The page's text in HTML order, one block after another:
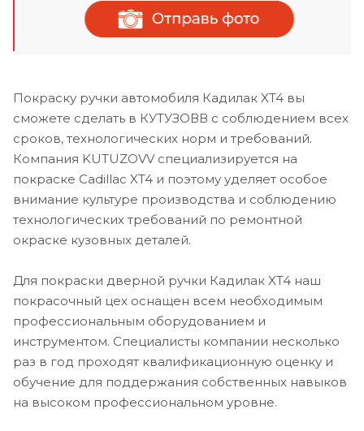
Покраску ручки автомобиля Кадилак XT4 вы
сможете сделать в КУТУЗОВВ с соблюдением всех
сроков, технологических норм и требований.
Компания KUTUZOVV специализируется на
покраске Cadillac XT4 и поэтому уделяет особое
внимание культуре производства и соблюдению
технологических требований по ремонтной
окраске кузовных деталей.
Для покраски дверной ручки Кадилак XT4 наш
покрасочный цех оснащен всем необходимым
профессиональным оборудованием и
инструментом. Специалисты компании несколько
раз в год проходят квалификационную оценку и
обучение для поддержания собственных навыков
на высоком профессиональном уровне.